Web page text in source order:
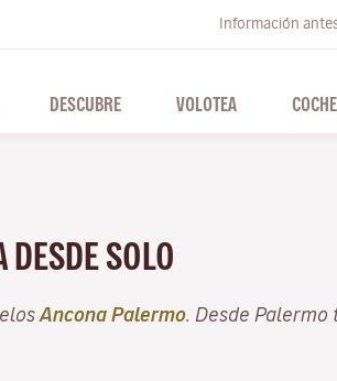
Información
DESCUBRE VOLOTEA
DESDE SOLO
Ancona Palermo . Desde